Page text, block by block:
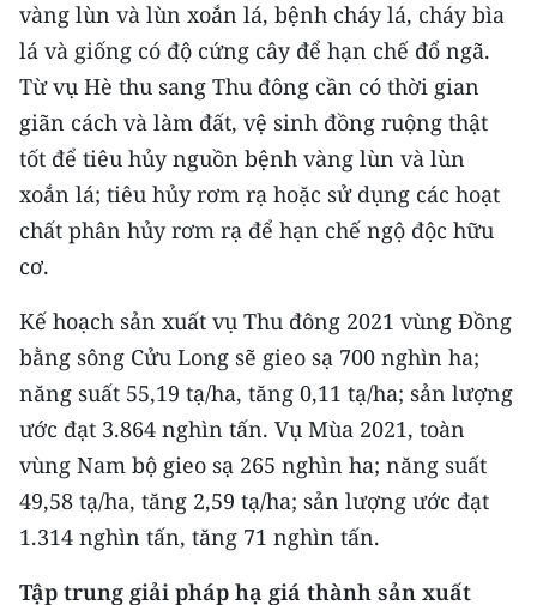
vàng lùn và lùn xoắn lá, bệnh cháy lá, cháy bìa
lá và giống có độ cứng cây để hạn chế đổ ngã.
Từ vụ Hè thu sang Thu đông cần có thời gian
giãn cách và làm đất, vệ sinh đồng ruộng thật
tốt để tiêu hủy nguồn bệnh vàng lùn và lùn
xoắn lá; tiêu hủy rơm rạ hoặc sử dụng các hoạt
chất phân hủy rơm rạ để hạn chế ngộ độc hữu
cơ.
Kế hoạch sản xuất vụ Thu đông 2021 vùng Đồng
bằng sông Cửu Long sẽ gieo sạ 700 nghìn ha;
năng suất 55,19 tạ/ha, tăng 0,11 tạ/ha; sản lượng
ước đạt 3.864 nghìn tấn. Vụ Mùa 2021, toàn
vùng Nam bộ gieo sạ 265 nghìn ha; năng suất
49,58 tạ/ha, tăng 2,59 tạ/ha; sản lượng ước đạt
1.314 nghìn tấn, tăng 71 nghìn tấn.
Tập trung giải pháp hạ giá thành sản xuất